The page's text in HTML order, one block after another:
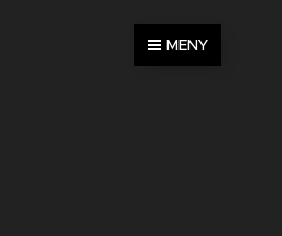
MENY